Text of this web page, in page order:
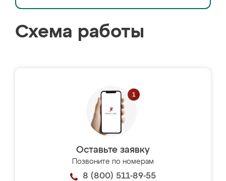
Схема работы
Оставьте заявку
Позвоните по номерам
8 (800) 511-89-55